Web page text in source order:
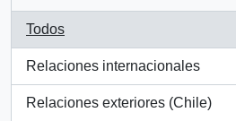
Todos
Relaciones internacionales
, 1 resultados
Relaciones exteriores (Chile)
, 1 resultados